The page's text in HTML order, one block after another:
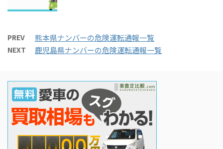
PREV 熊本県ナンバーの危険運転通報一覧
NEXT 鹿児島県ナンバーの危険運転通報一覧